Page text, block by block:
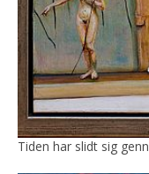
Tiden har slidt sig